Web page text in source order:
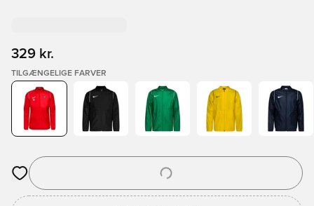
329 kr.
TILGÆNGELIGE FARVER
Åbner en Modal til at logge ind eller tilmelde dig som medlem